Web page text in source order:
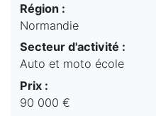
Région :
Normandie
Secteur d'activité :
Auto et moto école
Prix :
90 000 €